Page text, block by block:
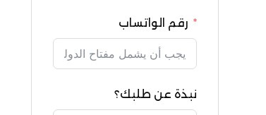
رقم الواتساب
نبذة عن طلبك؟